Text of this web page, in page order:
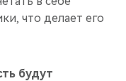
что делает его
будут